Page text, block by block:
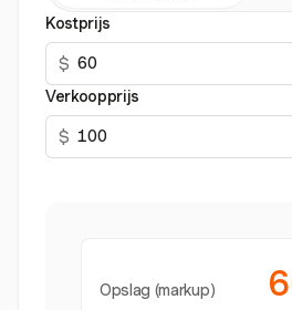
Kostprijs
$
Verkoopprijs
$
Opslag (markup)